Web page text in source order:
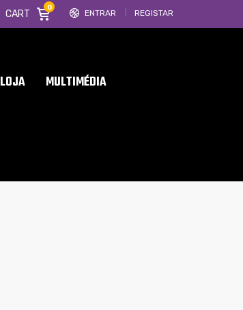
ENTRAR REGISTAR
CART
0
LOJA MULTIMÉDIA